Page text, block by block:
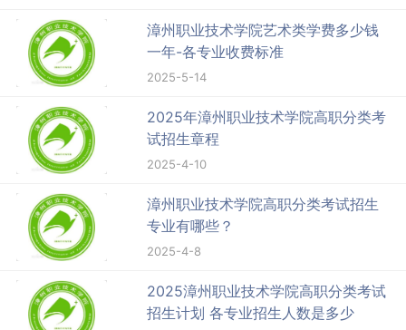
漳州职业技术学院艺术类学费多少钱
一年-各专业收费标准
2025-5-14
2025年漳州职业技术学院高职分类考
试招生章程
2025-4-10
漳州职业技术学院高职分类考试招生
专业有哪些？
2025-4-8
2025漳州职业技术学院高职分类考试
招生计划 各专业招生人数是多少